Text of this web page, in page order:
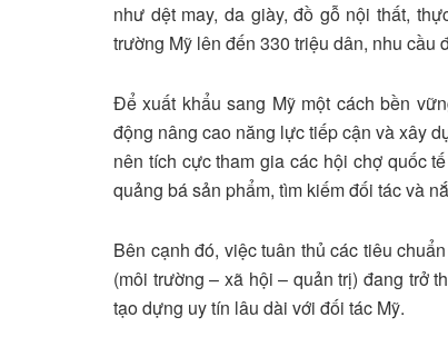
như dệt may, da giày, đồ gỗ nội thất,
trường Mỹ lên đến 330 triệu dân, nhu cầu
Để xuất khẩu sang Mỹ một cách bền
động nâng cao năng lực tiếp cận và xây
nên tích cực tham gia các hội chợ quốc
quảng bá sản phẩm, tìm kiếm đối tác và
Bên cạnh đó, việc tuân thủ các tiêu
(môi trường – xã hội – quản trị) đang trở
tạo dựng uy tín lâu dài với đối tác Mỹ.